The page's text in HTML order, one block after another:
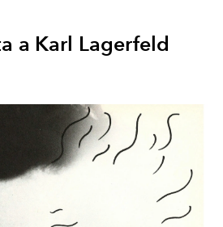
a Karl Lagerfeld